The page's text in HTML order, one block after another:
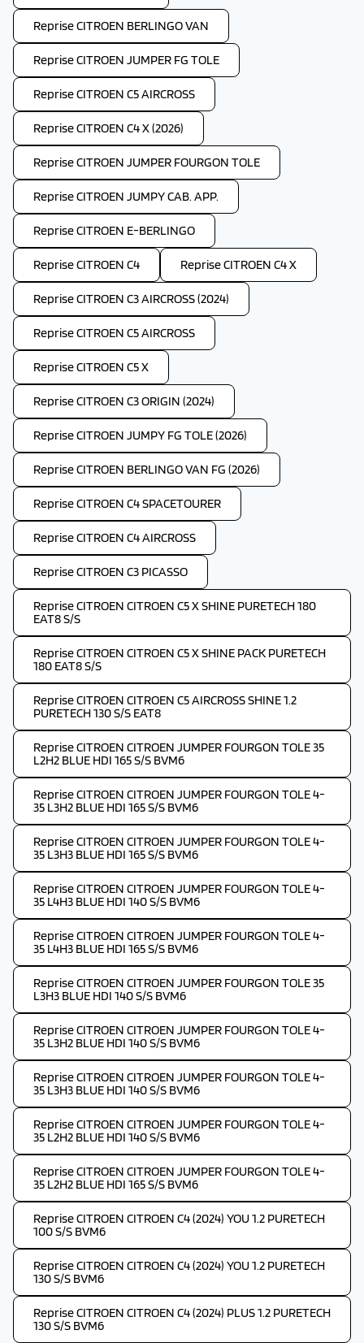
Reprise CITROEN BERLINGO VAN
Reprise CITROEN JUMPER FG TOLE
Reprise CITROEN C5 AIRCROSS
Reprise CITROEN C4 X (2026)
Reprise CITROEN JUMPER FOURGON TOLE
Reprise CITROEN JUMPY CAB. APP.
Reprise CITROEN E-BERLINGO
Reprise CITROEN C4 Reprise CITROEN C4 X
Reprise CITROEN C3 AIRCROSS (2024)
Reprise CITROEN C5 AIRCROSS
Reprise CITROEN C5 X
Reprise CITROEN C3 ORIGIN (2024)
Reprise CITROEN JUMPY FG TOLE (2026)
Reprise CITROEN BERLINGO VAN FG (2026)
Reprise CITROEN C4 SPACETOURER
Reprise CITROEN C4 AIRCROSS
Reprise CITROEN C3 PICASSO
Reprise CITROEN CITROEN C5 X SHINE PURETECH 180
EAT8 S/S
Reprise CITROEN CITROEN C5 X SHINE PACK PURETECH
180 EAT8 S/S
Reprise CITROEN CITROEN C5 AIRCROSS SHINE 1.2
PURETECH 130 S/S EAT8
Reprise CITROEN CITROEN JUMPER FOURGON TOLE 35
L2H2 BLUE HDI 165 S/S BVM6
Reprise CITROEN CITROEN JUMPER FOURGON TOLE 4-
35 L3H2 BLUE HDI 165 S/S BVM6
Reprise CITROEN CITROEN JUMPER FOURGON TOLE 4-
35 L3H3 BLUE HDI 165 S/S BVM6
Reprise CITROEN CITROEN JUMPER FOURGON TOLE 4-
35 L4H3 BLUE HDI 140 S/S BVM6
Reprise CITROEN CITROEN JUMPER FOURGON TOLE 4-
35 L4H3 BLUE HDI 165 S/S BVM6
Reprise CITROEN CITROEN JUMPER FOURGON TOLE 35
L3H3 BLUE HDI 140 S/S BVM6
Reprise CITROEN CITROEN JUMPER FOURGON TOLE 4-
35 L3H2 BLUE HDI 140 S/S BVM6
Reprise CITROEN CITROEN JUMPER FOURGON TOLE 4-
35 L3H3 BLUE HDI 140 S/S BVM6
Reprise CITROEN CITROEN JUMPER FOURGON TOLE 4-
35 L2H2 BLUE HDI 140 S/S BVM6
Reprise CITROEN CITROEN JUMPER FOURGON TOLE 4-
35 L2H2 BLUE HDI 165 S/S BVM6
Reprise CITROEN CITROEN C4 (2024) YOU 1.2 PURETECH
100 S/S BVM6
Reprise CITROEN CITROEN C4 (2024) YOU 1.2 PURETECH
130 S/S BVM6
Reprise CITROEN CITROEN C4 (2024) PLUS 1.2 PURETECH
130 S/S BVM6